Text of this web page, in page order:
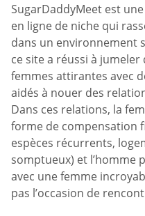
SugarDaddyMeet est
en ligne de niche qui
dans un environnement
ce site a réussi à
femmes attirantes avec
aidés à nouer des
Dans ces relations, la
forme de compensation
espèces récurrents,
somptueux) et l’homme
avec une femme
pas l’occasion de